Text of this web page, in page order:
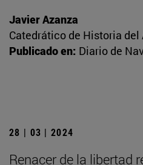
Javier Azanza
Catedrático de Historia del
Publicado en: Diario de
28 | 03 | 2024
Renacer de la libertad